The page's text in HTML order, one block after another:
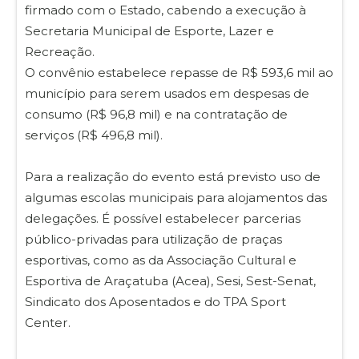
firmado com o Estado, cabendo a execução à
Secretaria Municipal de Esporte, Lazer e
Recreação.
O convênio estabelece repasse de R$ 593,6 mil ao
município para serem usados em despesas de
consumo (R$ 96,8 mil) e na contratação de
serviços (R$ 496,8 mil).
Para a realização do evento está previsto uso de
algumas escolas municipais para alojamentos das
delegações. É possível estabelecer parcerias
público-privadas para utilização de praças
esportivas, como as da Associação Cultural e
Esportiva de Araçatuba (Acea), Sesi, Sest-Senat,
Sindicato dos Aposentados e do TPA Sport
Center.